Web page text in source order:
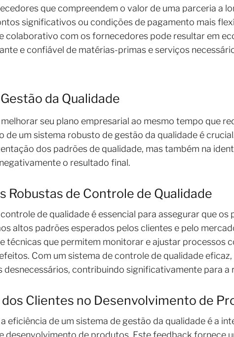
que compreendem o valor de uma parceria a
significativos ou condições de pagamento mais
colaborativo com os fornecedores pode resultar em
e confiável de matérias-primas e serviços
da Qualidade
seu plano empresarial ao mesmo tempo que
de um sistema robusto de gestão da qualidade é
dos padrões de qualidade, mas também na
o resultado final.
Robustas de Controle de Qualidade
de qualidade é essencial para assegurar que os
altos padrões esperados pelos clientes e pelo
técnicas que permitem monitorar e ajustar processos
Com um sistema de controle de qualidade
contribuindo significativamente para a
Clientes no Desenvolvimento de
eficiência de um sistema de gestão da qualidade é a
desenvolvimento de produtos. Este feedback fornece